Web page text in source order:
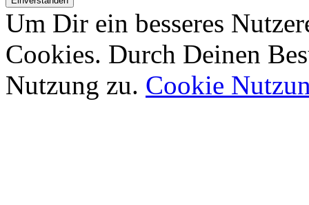
Um Dir ein besseres
Cookies. Durch Deinen
Nutzung zu. Cookie